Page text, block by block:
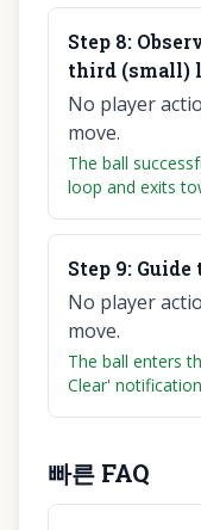
Step 8:
third (small)
No player
move.
The ball
loop and exits
Step 9:
No player
move.
The ball enters
Clear'
빠른 FAQ